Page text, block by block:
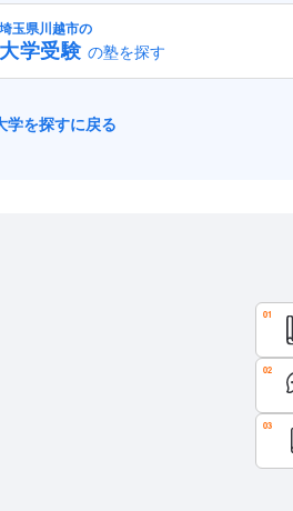
埼玉県川越市の
大学受験 の塾を探す
学を探すに戻る